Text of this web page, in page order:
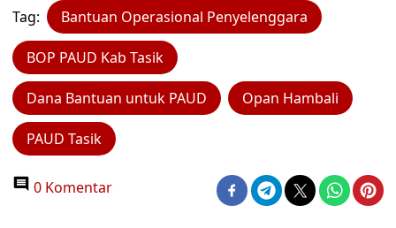
Tag: Bantuan Operasional Penyelenggara
BOP PAUD Kab Tasik
Dana Bantuan untuk PAUD Opan Hambali
PAUD Tasik
0 Komentar